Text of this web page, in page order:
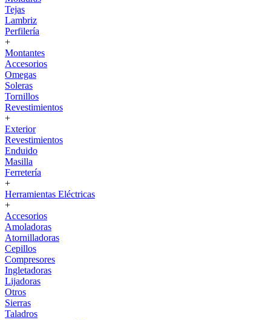
Tejas
Lambriz
Perfilería
+
Montantes
Accesorios
Omegas
Soleras
Tornillos
Revestimientos
+
Exterior
Revestimientos
Enduido
Masilla
Ferretería
+
Herramientas Eléctricas
+
Accesorios
Amoladoras
Atornilladoras
Cepillos
Compresores
Ingletadoras
Lijadoras
Otros
Sierras
Taladros